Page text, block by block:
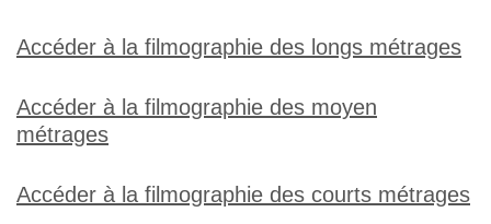
Accéder à la filmographie des longs métrages
Accéder à la filmographie des moyen
métrages
Accéder à la filmographie des courts métrages